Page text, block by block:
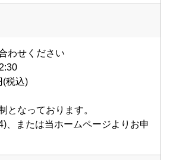
わせください
(税込)
なっております。
、または当ホームページよりお申